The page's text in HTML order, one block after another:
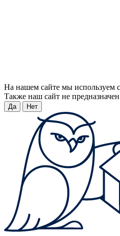
На нашем сайте мы используем
Также наш сайт не
Да Нет